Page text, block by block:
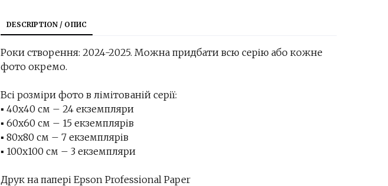
DESCRIPTION / ОПИС
Роки створення: 2024-2025. Можна придбати всю серію або кожне
фото окремо.
Всі розміри фото в лімітованій серії:
▪︎ 40х40 см – 24 екземпляри
▪︎ 60х60 см – 15 екземплярів
▪︎ 80х80 см – 7 екземплярів
▪︎ 100х100 см – 3 екземпляри
Друк на папері Epson Professional Paper